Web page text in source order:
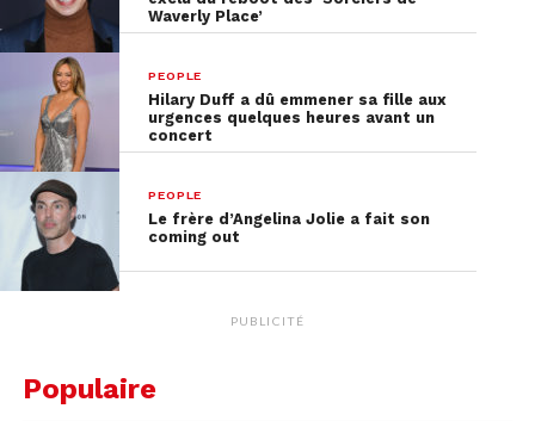
Waverly Place’
PEOPLE
Hilary Duff a dû emmener sa fille aux
urgences quelques heures avant un
concert
PEOPLE
Le frère d’Angelina Jolie a fait son
coming out
PUBLICITÉ
Populaire